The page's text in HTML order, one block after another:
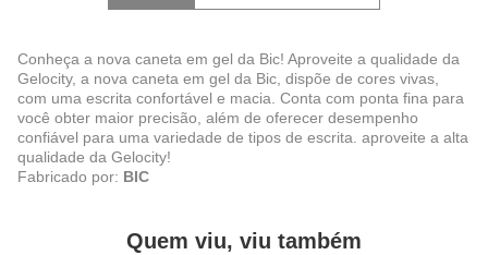
Conheça a nova caneta em gel da Bic! Aproveite a qualidade da
Gelocity, a nova caneta em gel da Bic, dispõe de cores vivas,
com uma escrita confortável e macia. Conta com ponta fina para
você obter maior precisão, além de oferecer desempenho
confiável para uma variedade de tipos de escrita. aproveite a alta
qualidade da Gelocity!
Fabricado por: BIC
Quem viu, viu também